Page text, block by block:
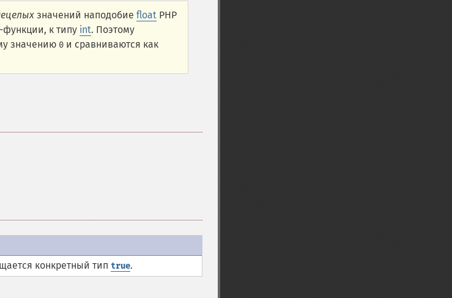
значений наподобие float PHP
функции, к типу int. Поэтому
значению 0 и сравниваются как
конкретный тип true.